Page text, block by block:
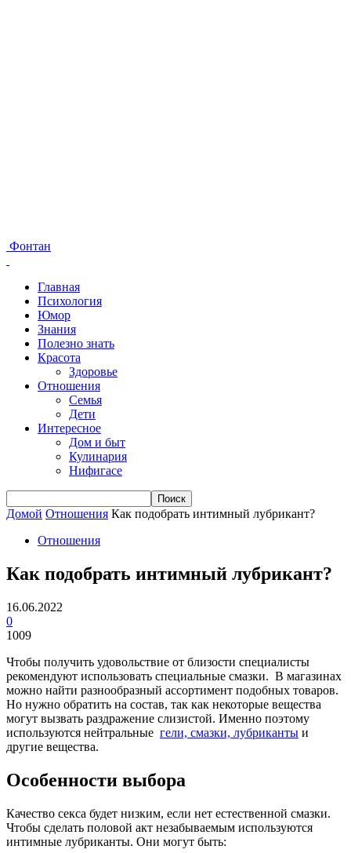
Фонтан
Главная
Психология
Юмор
Знания
Полезно знать
Красота
Здоровье
Отношения
Семья
Дети
Интересное
Дом и быт
Кулинария
Нифигасе
Домой Отношения Как подобрать интимный лубрикант?
Отношения
Как подобрать интимный лубрикант?
16.06.2022
0
1009
Чтобы получить удовольствие от близости специалисты
рекомендуют использовать специальные смазки. В магазинах
можно найти разнообразный ассортимент подобных товаров.
Но нужно обратить на состав, так как некоторые вещества
могут вызвать раздражение слизистой. Именно поэтому
используются нейтральные гели, смазки, лубриканты и
другие вещества.
Особенности выбора
Качество секса будет низким, если нет естественной смазки.
Чтобы сделать половой акт незабываемым используются
интимные лубриканты. Они могут быть: